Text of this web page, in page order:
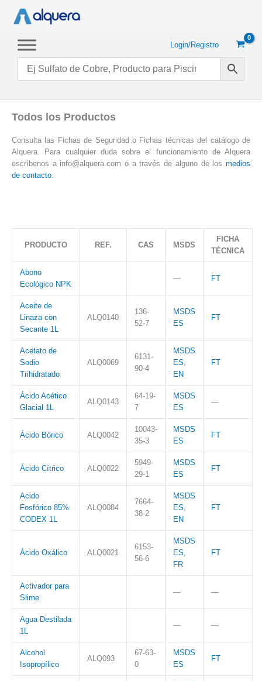
Login/Registro
Todos los Productos
Consulta las Fichas de Seguridad o Fichas técnicas del catálogo de
Alquera. Para cualquier duda sobre el funcionamiento de Alquera
escríbenos a info@alquera.com o a través de alguno de los medios
de contacto.
PRODUCTO REF. CAS MSDS
FICHA
TÉCNICA
Abono
Ecológico NPK
— FT
Aceite de
Linaza con
Secante 1L
ALQ0140
136-
52-7
MSDS
ES
FT
Acetato de
Sodio
Trihidratado
ALQ0069
6131-
90-4
MSDS
ES,
EN
FT
Ácido Acético
Glacial 1L
ALQ0143
64-19-
7
MSDS
ES
—
Ácido Bórico ALQ0042
10043-
35-3
MSDS
ES
FT
Ácido Cítrico ALQ0022
5949-
29-1
MSDS
ES
FT
Acido
Fosfórico 85%
CODEX 1L
ALQ0084
7664-
38-2
MSDS
ES,
EN
FT
Ácido Oxálico ALQ0021
6153-
56-6
MSDS
ES,
FR
FT
Activador para
Slime
— —
Agua Destilada
1L
— —
Alcohol
Isopropílico
ALQ093
67-63-
0
MSDS
ES
FT